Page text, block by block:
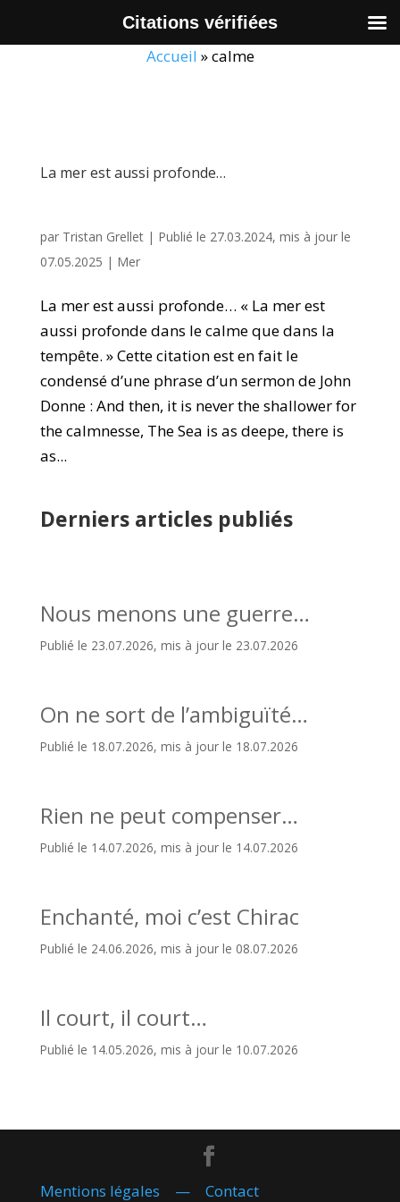
Accueil »calme
La mer est aussi profonde…
par Tristan Grellet| Publié le 27.03.2024, mis à jour le
07.05.2025 | Mer
La mer est aussi profonde… « La mer est
aussi profonde dans le calme que dans la
tempête. » Cette citation est en fait le
condensé d’une phrase d’un sermon de John
Donne : And then, it is never the shallower for
the calmnesse, The Sea is as deepe, there is
as...
Derniers articles publiés
Nous menons une guerre…
Publié le 23.07.2026, mis à jour le 23.07.2026
On ne sort de l’ambiguïté…
Publié le 18.07.2026, mis à jour le 18.07.2026
Rien ne peut compenser…
Publié le 14.07.2026, mis à jour le 14.07.2026
Enchanté, moi c’est Chirac
Publié le 24.06.2026, mis à jour le 08.07.2026
Il court, il court…
Publié le 14.05.2026, mis à jour le 10.07.2026
Mentions légales — Contact
Citations vérifiées